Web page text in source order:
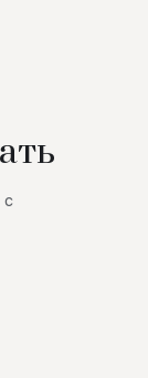
с